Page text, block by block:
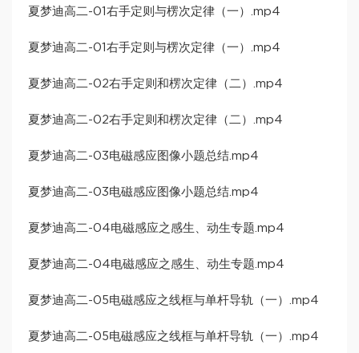
夏梦迪高二-01右手定则与楞次定律（一）.mp4
夏梦迪高二-01右手定则与楞次定律（一）.mp4
夏梦迪高二-02右手定则和楞次定律（二）.mp4
夏梦迪高二-02右手定则和楞次定律（二）.mp4
夏梦迪高二-03电磁感应图像小题总结.mp4
夏梦迪高二-03电磁感应图像小题总结.mp4
夏梦迪高二-04电磁感应之感生、动生专题.mp4
夏梦迪高二-04电磁感应之感生、动生专题.mp4
夏梦迪高二-05电磁感应之线框与单杆导轨（一）.mp4
夏梦迪高二-05电磁感应之线框与单杆导轨（一）.mp4